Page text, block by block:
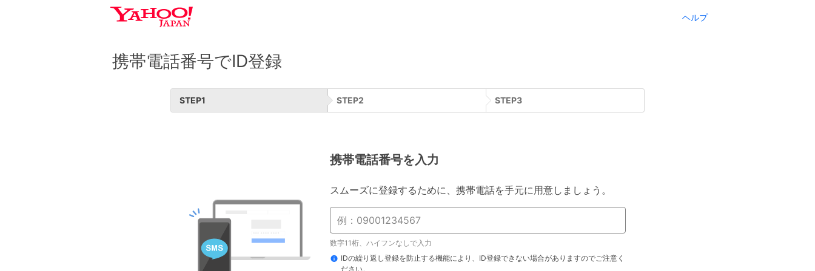
ヘルプ
携帯電話番号でID登録
STEP1 STEP2 STEP3
携帯電話番号を入力
スムーズに登録するために、携帯電話を手元に用意しましょう。
数字11桁、ハイフンなしで入力
IDの繰り返し登録を防止する機能により、ID登録できない場合がありますのでご注意く
ださい。